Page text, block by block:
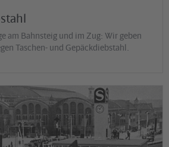
am Bahnsteig und im Zug: Wir geben
Taschen- und Gepäckdiebstahl.